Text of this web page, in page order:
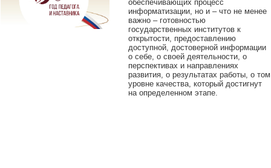
обеспечивающих процесс
информатизации, но и – что не менее
важно – готовностью
государственных институтов к
открытости, предоставлению
доступной, достоверной информации
о себе, о своей деятельности, о
перспективах и направлениях
развития, о результатах работы, о том
уровне качества, который достигнут
на определенном этапе.